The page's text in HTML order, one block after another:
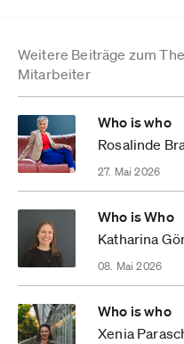
Weitere Beiträge zum
Mitarbeiter
Who is who
Rosalinde
27. Mai 2026
Who is Who
Katharina
08. Mai 2026
Who is who
Xenia